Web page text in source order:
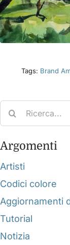
Tags: Brand
Argomenti
Artisti
Codici colore
Aggiornamenti
Tutorial
Notizia